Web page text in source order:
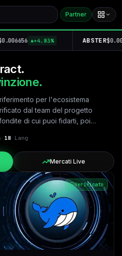
Partner
▲+4.83% ABSTER
per l'ecosistema
dal team del progetto
di cui puoi fidarti, poi
· 18 Lang
Mercati Live
Verificato